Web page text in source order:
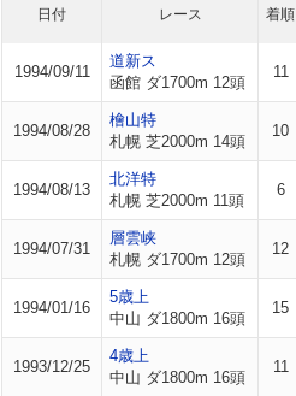
日付 レース 着順
1994/09/11
道新ス
函館 ダ1700m 12頭
11
1994/08/28
檜山特
札幌 芝2000m 14頭
10
1994/08/13
北洋特
札幌 芝2000m 11頭
6
1994/07/31
層雲峡
札幌 ダ1700m 12頭
12
1994/01/16
5歳上
中山 ダ1800m 16頭
15
1993/12/25
4歳上
中山 ダ1800m 16頭
11